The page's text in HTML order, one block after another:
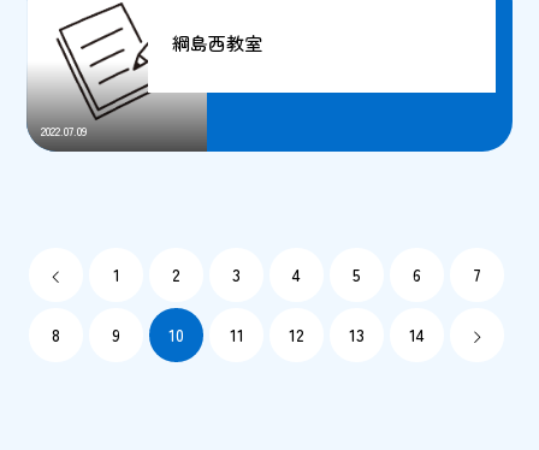
教育方針
入会のご案内
教室の検索
募集情報
お問い合わせ
綱島西教室
2022.07.09
1 2 3 4 5 6 7
8 9 10 11 12 13 14